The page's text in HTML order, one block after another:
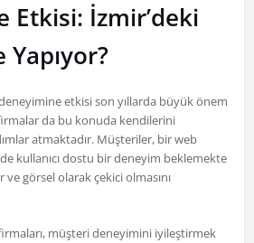
Etkisi: İzmir’deki
etkisi son yıllarda büyük önem
da bu konuda kendilerini
atmaktadır. Müşteriler, bir web
kullanıcı dostu bir deneyim beklemekte
ve görsel olarak çekici olmasını
müşteri deneyimini iyileştirmek